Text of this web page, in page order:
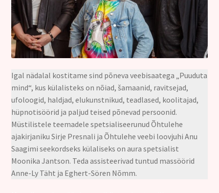
Kontakt
Igal nädalal kostitame sind põneva veebisaatega „Puuduta
mind“, kus külalisteks on nõiad, šamaanid, ravitsejad,
ufoloogid, haldjad, elukunstnikud, teadlased, koolitajad,
hüpnotisöörid ja paljud teised põnevad persoonid.
Müstilistele teemadele spetsialiseerunud Õhtulehe
ajakirjaniku Sirje Presnali ja Õhtulehe veebi loovjuhi Anu
Saagimi seekordseks külaliseks on aura spetsialist
Moonika Jantson. Teda assisteerivad tuntud massöörid
Anne-Ly Täht ja Eghert-Sören Nõmm.